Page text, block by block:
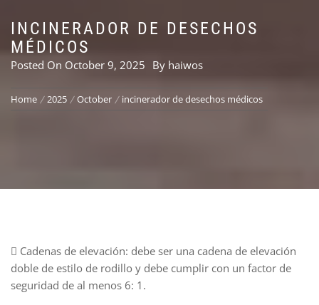
INCINERADOR DE DESECHOS
MÉDICOS
Posted On October 9, 2025 By haiwos
Home 2025 October incinerador de desechos médicos
 Cadenas de elevación: debe ser una cadena de elevación
doble de estilo de rodillo y debe cumplir con un factor de
seguridad de al menos 6: 1.